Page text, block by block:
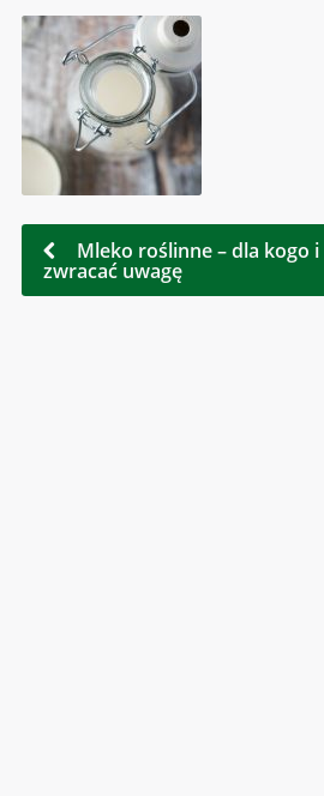
Mleko roślinne – dla kogo
zwracać uwagę